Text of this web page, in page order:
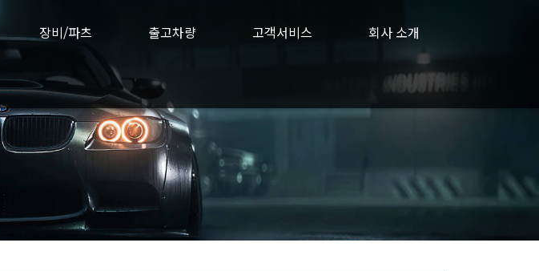
장비/파츠 출고차량 고객서비스 회사 소개